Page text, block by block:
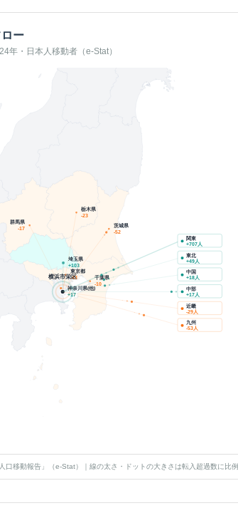
ー
年・日本人移動者（e-Stat）
埼玉県
+103
神奈川県(他)
+17
千葉県
-10
群馬県
-17
栃木県
-23
東京都
-43
茨城県
-52
横浜市栄区
関東
+707人
東北
+49人
中国
+18人
中部
+17人
近畿
-29人
九州
-53人
口移動報告」（e-Stat）｜線の太さ・ドットの大きさは転入超過数に比例